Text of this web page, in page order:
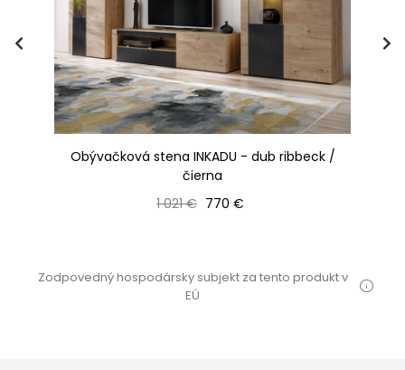
Obývačková stena INKADU - dub ribbeck /
čierna
Bežná cena
1 021 € Cena
770 €
Zodpovedný hospodársky subjekt za tento produkt v
EÚ